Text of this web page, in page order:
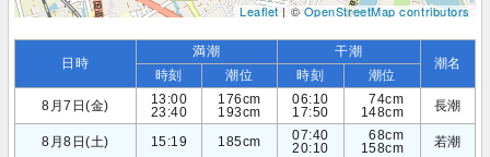
Leaflet| ©OpenStreetMap contributors
日時
満潮 干潮
潮名
時刻 潮位 時刻
潮位
8月7日(金)
13:00
23:40
176cm
193cm
06:10
17:50
74cm
148cm
長潮
8月8日(土) 15:19 185cm
07:40
20:10
68cm
158cm
若潮